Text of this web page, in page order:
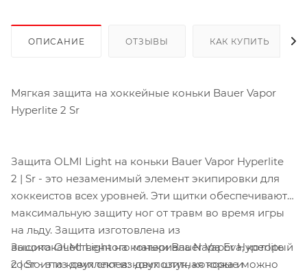
ОПИСАНИЕ ОТЗЫВЫ КАК КУПИТЬ
Мягкая защита на хоккейные коньки Bauer Vapor
Hyperlite 2 Sr
Защита OLMI Light на коньки Bauer Vapor Hyperlite
2 | Sr - это незаменимый элемент экипировки для
хоккеистов всех уровней. Эти щитки обеспечивают
максимальную защиту ног от травм во время игры
на льду. Защита изготовлена из
высококачественного материала Napa Eva, который
состоит из двух слоев: композитная кожа и
Защита OLMI Light на коньки Bauer Vapor Hyperlite
2 | Sr - это комплект из двух штук, которые можно